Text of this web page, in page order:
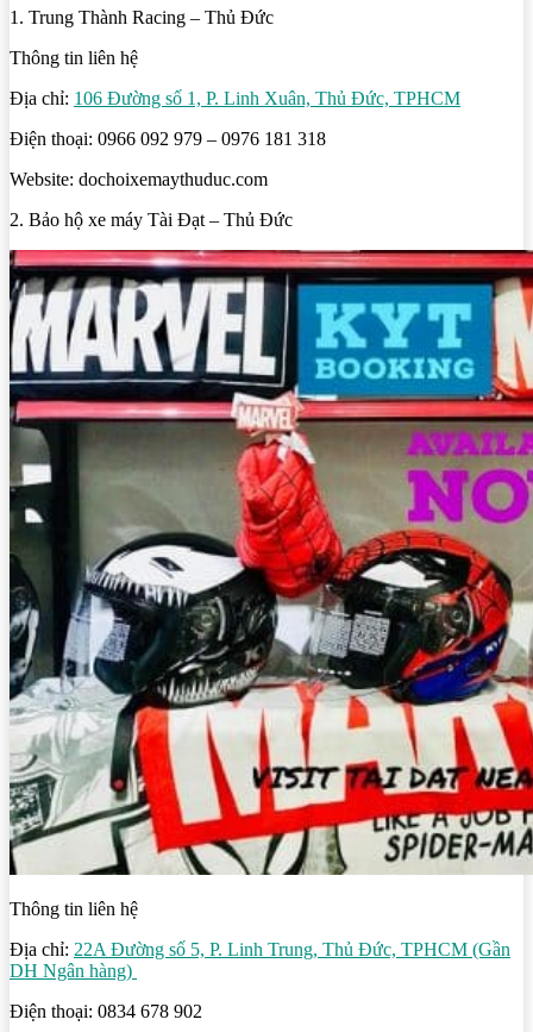
1. Trung Thành Racing – Thủ Đức
Thông tin liên hệ
Địa chỉ: 106 Đường số 1, P. Linh Xuân, Thủ Đức, TPHCM
Điện thoại: 0966 092 979 – 0976 181 318
Website: dochoixemaythuduc.com
2. Bảo hộ xe máy Tài Đạt – Thủ Đức
Thông tin liên hệ
Địa chỉ: 22A Đường số 5, P. Linh Trung, Thủ Đức, TPHCM (Gần
DH Ngân hàng)
Điện thoại: 0834 678 902